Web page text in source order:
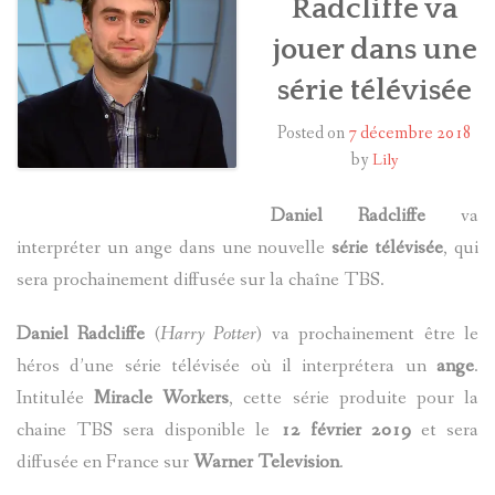
HARRY POTTER
LES ACTEURS
J.K. ROWLING
A PROPOS
Radcliffe va
jouer dans une
série télévisée
Posted on7 décembre 2018
by Lily
Daniel Radcliffe va
interpréter un ange dans une nouvellesérie télévisée, qui
sera prochainement diffusée sur la chaîne TBS.
Daniel Radcliffe (Harry Potter) va prochainement être le
héros d’une série télévisée où il interprétera un ange.
IntituléeMiracle Workers, cette série produite pour la
chaine TBS sera disponible le 12 février 2019et sera
diffusée en France surWarner Television.